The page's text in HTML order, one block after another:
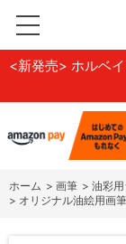
<新発売> ホルベ
ホーム > 画筆 > 油彩用
> オリジナル油絵用画